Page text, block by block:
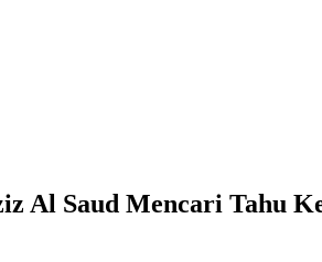
Al Saud Mencari Tahu